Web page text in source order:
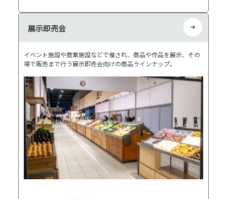
展示即売会
イベント施設や商業施設などで催され、商品や作品を展示、その
場で販売まで行う展示即売会向けの商品ラインナップ。